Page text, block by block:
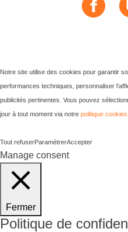
Notre site utilise des cookies pour garantir
performances techniques, personnaliser
publicités pertinentes. Vous pouvez
jour à tout moment via notre politique cookies
Tout refuserParamétrerAccepter
Manage consent
Fermer
Politique de